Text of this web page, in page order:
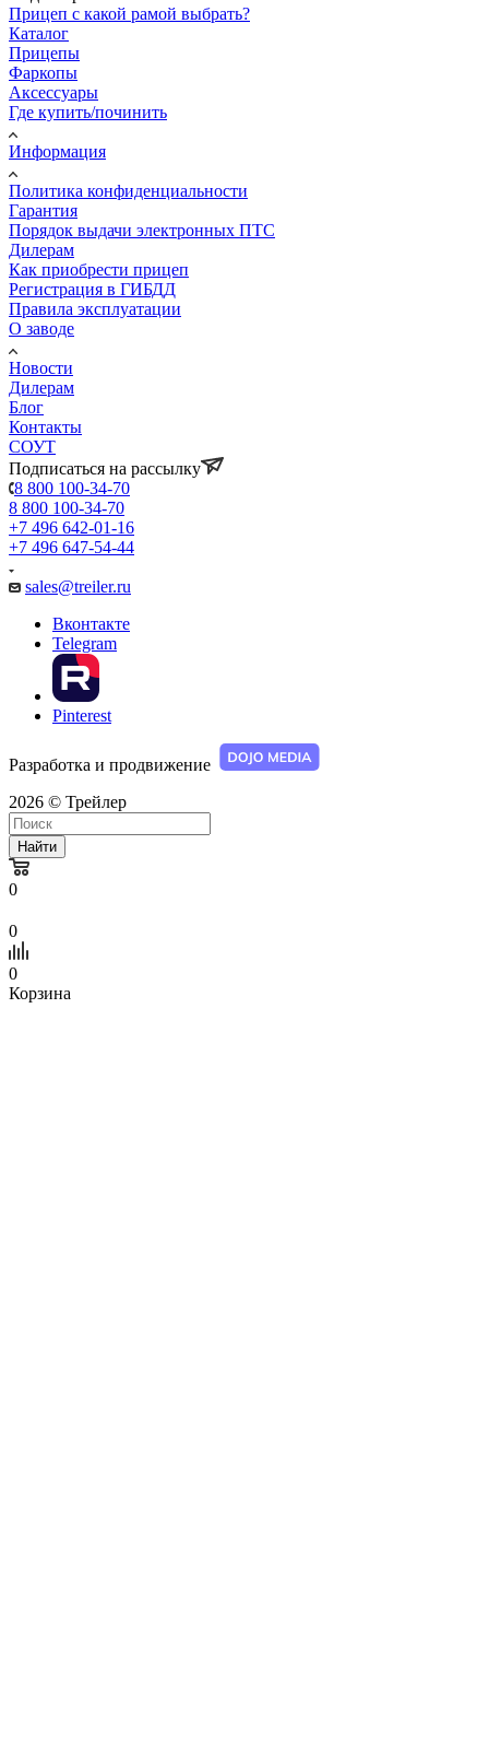
Прицеп с какой рамой выбрать?
Каталог
Прицепы
Фаркопы
Аксессуары
Где купить/починить
Информация
Политика конфиденциальности
Гарантия
Порядок выдачи электронных ПТС
Дилерам
Как приобрести прицеп
Регистрация в ГИБДД
Правила эксплуатации
О заводе
Новости
Дилерам
Блог
Контакты
СОУТ
Подписаться на рассылку
8 800 100-34-70
8 800 100-34-70
+7 496 642-01-16
+7 496 647-54-44
sales@treiler.ru
Вконтакте
Telegram
Pinterest
Разработка и продвижение
2026 © Трейлер
Найти
0
0
0
Корзина